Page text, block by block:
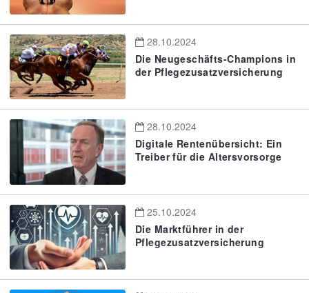
28.10.2024
Die Neugeschäfts-Champions in
der Pflegezusatzversicherung
28.10.2024
Digitale Rentenübersicht: Ein
Treiber für die Altersvorsorge
25.10.2024
Die Marktführer in der
Pflegezusatzversicherung